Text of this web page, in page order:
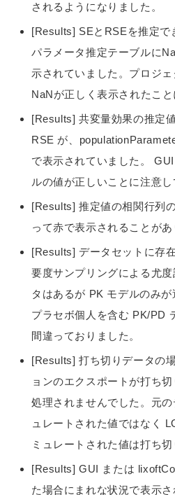
されるようになりました。
[Results] SEとRSEを推定で
パラメータ推定テーブルに
示されていました。プロジェ
NaNが正しく表示されたこと
[Results] 共変量効果の推定
RSE が、
で表示されていました。
ルの値が正しいことに注意し
[Results] 推定値の相関行列
って赤で表示されることがあ
[Results] データセットに存
要度サンプリングによる尤
タはあるが PK モデルのみ
プラセボ個人を含む PK/PD
間違っておりました。
[Results] 打ち切りデータの
ョンのエクスポートが打ち
処理されませんでした。元
ュレートされた値ではなく
ミュレートされた値は打ち
[Results] GUI または
た場合にまれな状況で表示